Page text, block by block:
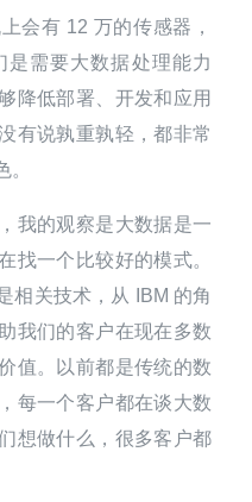
会有 12 万的传感器，
是需要大数据处理能力
降低部署、开发和应用
有说孰重孰轻，都非常
我的观察是大数据是一
找一个比较好的模式。
相关技术，从 IBM 的角
我们的客户在现在多数
值。以前都是传统的数
每一个客户都在谈大数
想做什么，很多客户都